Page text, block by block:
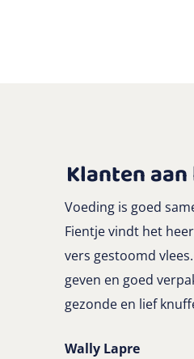
Klanten
Voeding is goed
Fientje vindt het
vers gestoomd
geven en goed
gezonde en lief
Wally Lapre